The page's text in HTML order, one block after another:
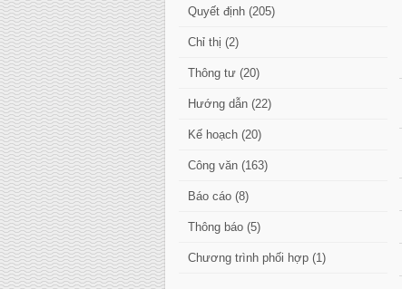
Quyết định (205)
Chỉ thị (2)
Thông tư (20)
Hướng dẫn (22)
Kế hoạch (20)
Công văn (163)
Báo cáo (8)
Thông báo (5)
Chương trình phối hợp (1)